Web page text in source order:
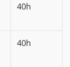
40h
40h